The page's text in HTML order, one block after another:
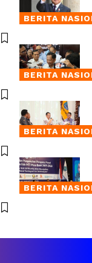
BERITA
BERITA
BERITA
BERITA